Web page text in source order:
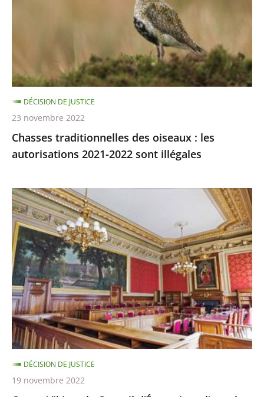
2022
sont
illégales
Chasses traditionnelles des oiseaux : les
autorisations 2021-2022 sont illégales
DÉCISION DE JUSTICE
23 novembre 2022
Ocean
Viking
:
le
Conseil
d’État
rejette
l’appel
demandant
qu’il
soit
mis
fin,
DÉCISION DE JUSTICE
19 novembre 2022